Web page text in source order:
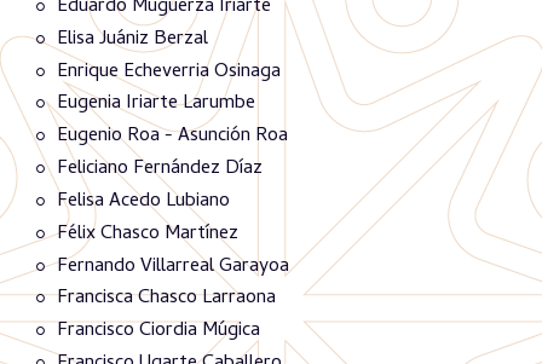
Eduardo Muguerza Iriarte
Elisa Juániz Berzal
Enrique Echeverria Osinaga
Eugenia Iriarte Larumbe
Eugenio Roa - Asunción Roa
Feliciano Fernández Díaz
Felisa Acedo Lubiano
Félix Chasco Martínez
Fernando Villarreal Garayoa
Francisca Chasco Larraona
Francisco Ciordia Múgica